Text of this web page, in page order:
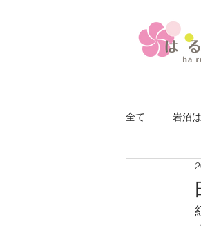
全て 岩沼
社会福祉